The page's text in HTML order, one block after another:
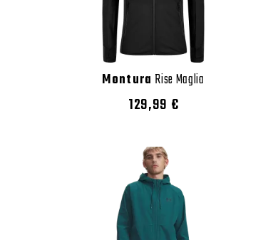
Montura Rise Maglia
129,99 €